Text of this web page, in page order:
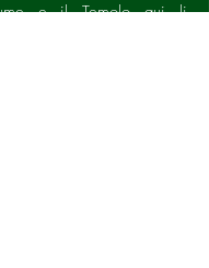
e il Temolo qui li